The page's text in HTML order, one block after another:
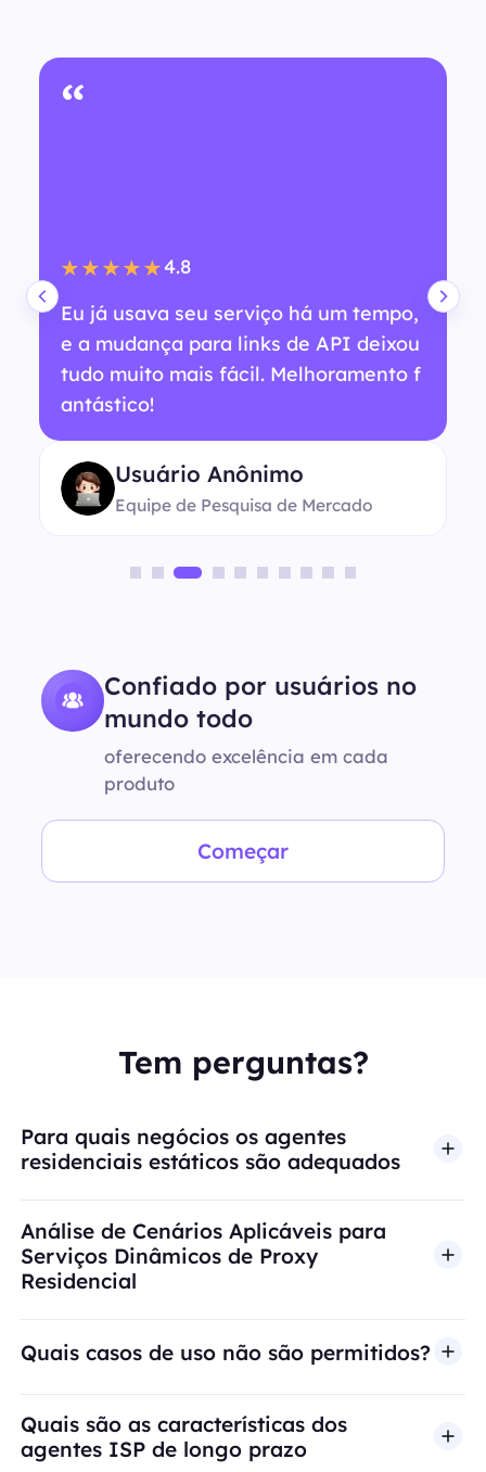
“
★★★★★4.8
Eu já usava seu serviço há um tempo,
e a mudança para links de API deixou
tudo muito mais fácil. Melhoramento f
antástico!
Usuário Anônimo
Equipe de Pesquisa de Mercado
Confiado por usuários no
mundo todo
oferecendo excelência em cada
produto
Começar
Tem perguntas?
Para quais negócios os agentes
residenciais estáticos são adequados
Análise de Cenários Aplicáveis para
Serviços Dinâmicos de Proxy
Residencial
Quais casos de uso não são permitidos?
A BestProxy não oferece suporte a fraude,
Quais são as características dos
agentes ISP de longo prazo